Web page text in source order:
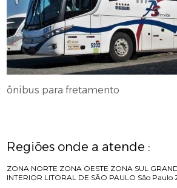
ônibus para fretamento
Regiões onde a atende :
ZONA NORTE ZONA OESTE ZONA SUL
INTERIOR LITORAL DE SÃO PAULO São Paulo